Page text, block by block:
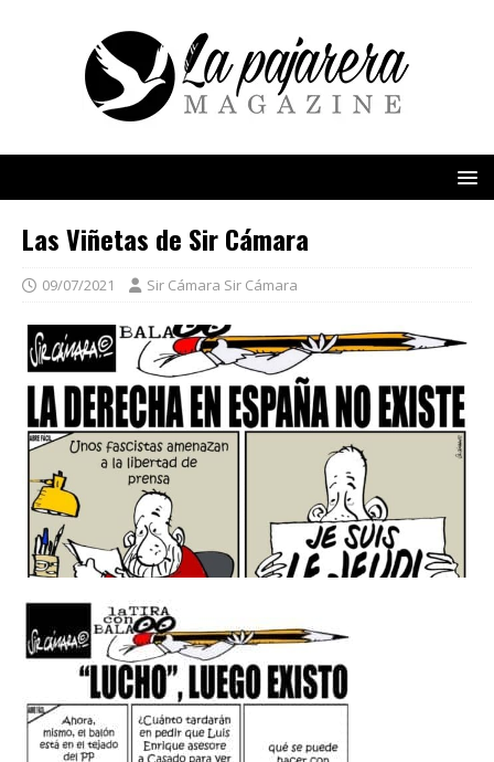
Las Viñetas de Sir Cámara
09/07/2021 Sir Cámara Sir Cámara